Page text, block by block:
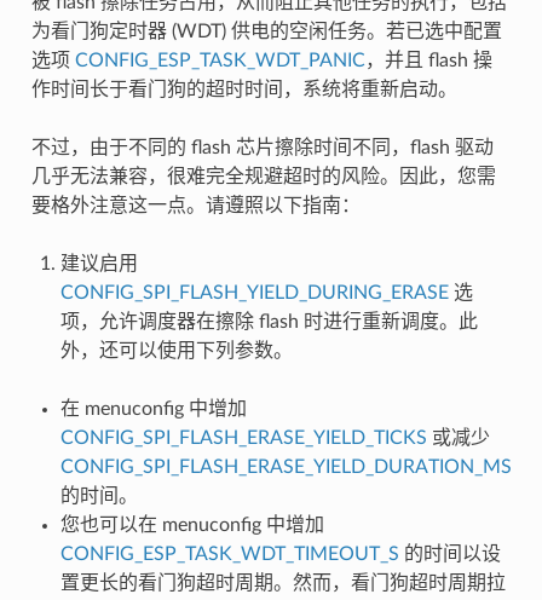
为看门狗定时器 (WDT) 供电的空闲任务。若已选中配置
选项 CONFIG_ESP_TASK_WDT_PANIC，并且 flash 操
作时间长于看门狗的超时时间，系统将重新启动。
不过，由于不同的 flash 芯片擦除时间不同，flash 驱动
几乎无法兼容，很难完全规避超时的风险。因此，您需
要格外注意这一点。请遵照以下指南：
建议启用
CONFIG_SPI_FLASH_YIELD_DURING_ERASE选
项，允许调度器在擦除 flash 时进行重新调度。此
外，还可以使用下列参数。
在 menuconfig 中增加
CONFIG_SPI_FLASH_ERASE_YIELD_TICKS 或减少
CONFIG_SPI_FLASH_ERASE_YIELD_DURATION_MS
的时间。
您也可以在 menuconfig 中增加
CONFIG_ESP_TASK_WDT_TIMEOUT_S 的时间以设
置更长的看门狗超时周期。然而，看门狗超时周期拉